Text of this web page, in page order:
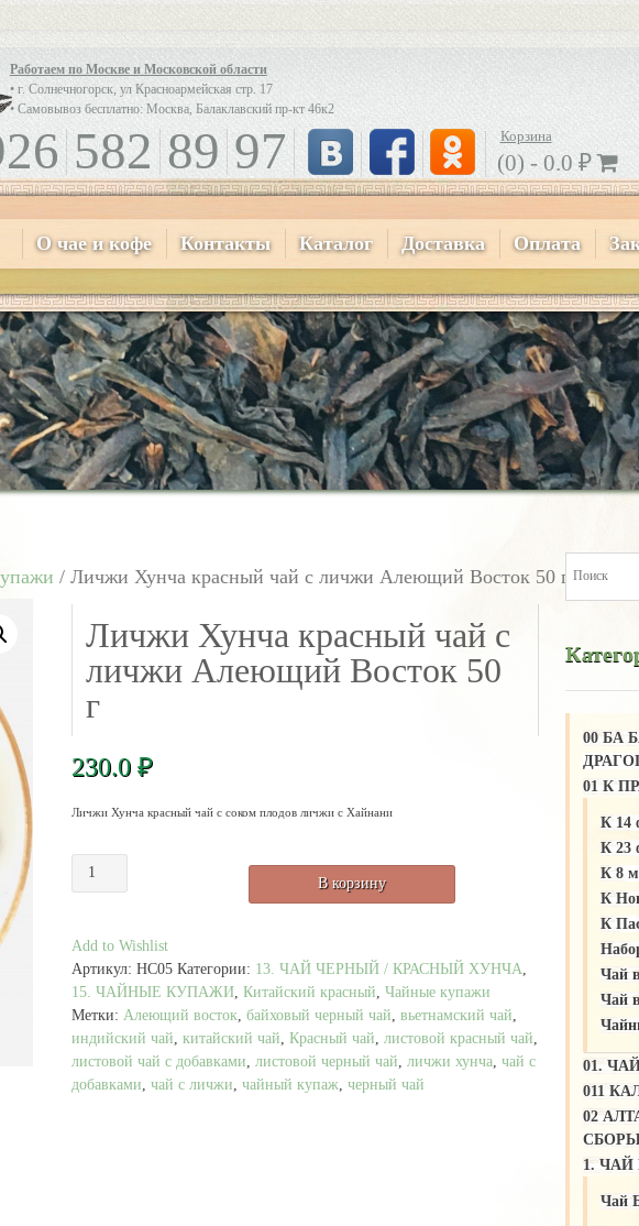
О чае и кофе Контакты Каталог Доставка Оплата
Работаем по Москве и Московской области
• г. Солнечногорск, ул Красноармейская стр. 17
• Самовывоз бесплатно: Москва, Балаклавский пр-кт 46к2
582 89 97 Корзина
(0) -0.0 ₽
/ Личжи Хунча красный чай с личжи Алеющий Восток 50 г
Личжи Хунча красный чай с
личжи Алеющий Восток 50
г
230.0₽
Личжи Хунча красный чай с соком плодов личжи с Хайнани
Количество
чай
Алеющий
50
В корзину
Add to Wishlist
Артикул:HC05 Категории: 13. ЧАЙ ЧЕРНЫЙ / КРАСНЫЙ ХУНЧА
15. ЧАЙНЫЕ КУПАЖИ ,Китайский красный ,Чайные купажи
Метки: Алеющий восток ,байховый черный чай ,вьетнамский чай
индийский чай ,китайский чай ,Красный чай листовой красный чай
листовой чай с добавками
листовой черный чай личжи хунча ,чай с
добавками ,чай с личжи ,чайный купаж ,черный чай
00 БА
01 К
К 14
К 23
К 8
К
К
Чай
Чай
01.
011
02
1.
Чай